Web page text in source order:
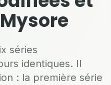
séries
identiques. Il
: la première série